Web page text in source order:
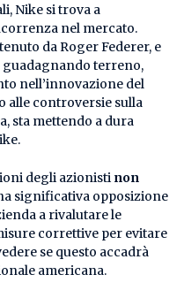
Nike si trova a
nel mercato.
da Roger Federer, e
terreno,
nell’innovazione del
alle controversie sulla
sta mettendo a dura
degli azionisti non
significativa opposizione
a rivalutare le
correttive per evitare
se questo accadrà
americana.